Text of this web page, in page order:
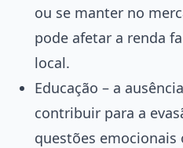
ou se manter no
pode afetar a renda
local.
Educação – a
contribuir para a
questões